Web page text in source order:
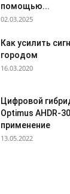
помощью...
02.03.2025
Как усилить
городом
16.03.2020
Цифровой
Optimus AHDR-
применение
13.05.2022